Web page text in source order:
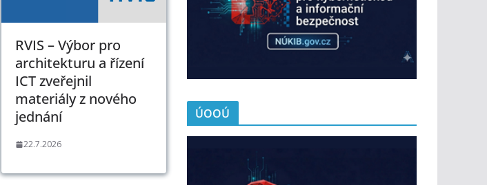
RVIS – Výbor pro
architekturu a řízení
ICT zveřejnil
materiály z nového
jednání
22.7.2026
ÚOOÚ